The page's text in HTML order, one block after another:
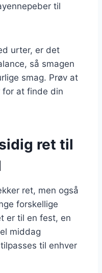
til
urter, er det
så smagen
smag. Prøv at
for at finde din
ret til
ret, men også
forskellige
er til en fest, en
middag
til enhver